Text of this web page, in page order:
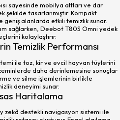
sayesinde mobilya altları ve dar
tasarlanmıştır. Kompakt
geniş alanlarda etkili temizlik sunar.
sağlarken, Deebot T80S Omni yedek
kolaylaştırır.
Temizlik Performansı
ile toz, kir ve evcil hayvan tüylerini
daha derinlemesine sonuçlar
ve silme işlemlerinin birlikte
deneyimi sunar.
Haritalama
zekâ destekli navigasyon sistemi ile